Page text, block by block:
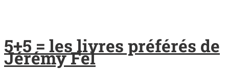
5+5 = les livres préférés de
Jérémy Fel